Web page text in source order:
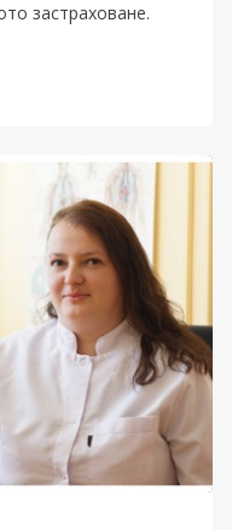
застраховане.